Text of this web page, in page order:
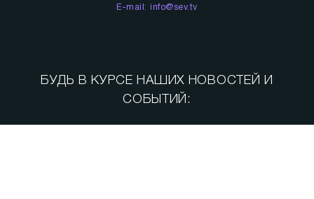
E-mail: info@sev.tv
БУДЬ В КУРСЕ НАШИХ НОВОСТЕЙ И
СОБЫТИЙ: